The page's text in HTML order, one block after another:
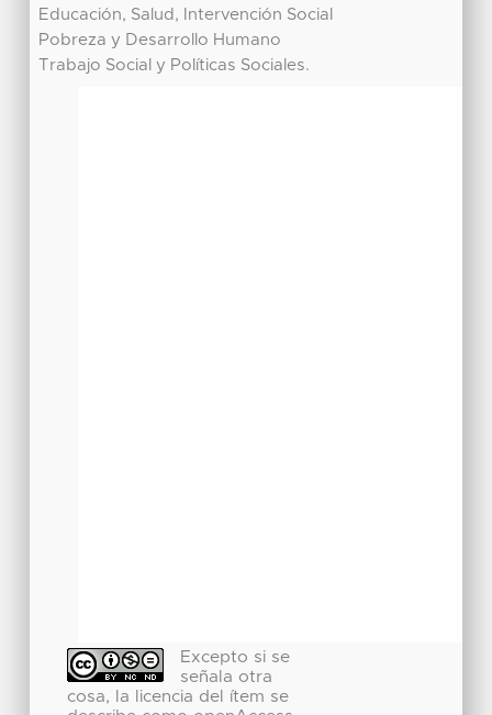
Educación, Salud, Intervención Social
Pobreza y Desarrollo Humano
Trabajo Social y Políticas Sociales.
Excepto si se
señala otra
cosa, la licencia del ítem se